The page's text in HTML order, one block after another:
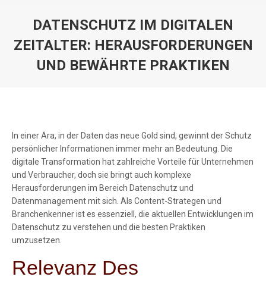
DATENSCHUTZ IM DIGITALEN
ZEITALTER: HERAUSFORDERUNGEN
UND BEWÄHRTE PRAKTIKEN
In einer Ära, in der Daten das neue Gold sind, gewinnt der Schutz
persönlicher Informationen immer mehr an Bedeutung. Die
digitale Transformation hat zahlreiche Vorteile für Unternehmen
und Verbraucher, doch sie bringt auch komplexe
Herausforderungen im Bereich Datenschutz und
Datenmanagement mit sich. Als Content-Strategen und
Branchenkenner ist es essenziell, die aktuellen Entwicklungen im
Datenschutz zu verstehen und die besten Praktiken
umzusetzen.
Relevanz Des